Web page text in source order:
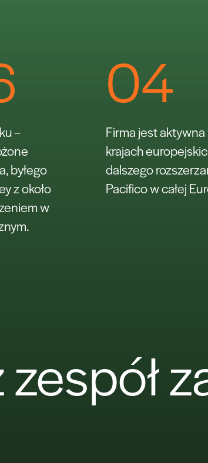
–
byłego
z około
w
04
Firma jest
krajach
dalszego
Pacifico w całej
zespół